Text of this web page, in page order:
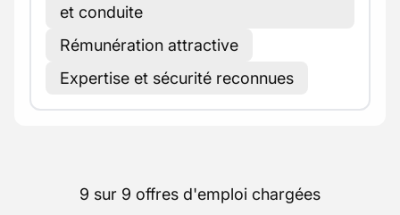
et conduite
Rémunération attractive
Expertise et sécurité reconnues
9 sur 9 offres d'emploi chargées